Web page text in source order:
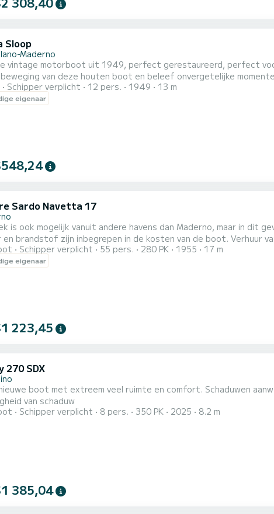
Sloop
Maderno
vintage motorboot uit 1949, perfect gerestaureerd, perfect voor uitstapjes
van deze houten boot en beleef onvergetelijke
Schipper verplicht 12 pers. 1949 13 m
eigenaar
Sardo Navetta 17
is ook mogelijk vanuit andere havens dan Maderno, maar in dit
zijn inbegrepen in de kosten van de boot. Verhuur van een prachtige shuttle, in 2012 volledig gerestaureerd
glorie hersteld, waarmee u heerlijke dagen vol plezier,
Schipper verplicht 55 pers. 280 PK 1955 17 m
eigenaar
223,45
270 SDX
boot met extreem veel ruimte en comfort. Schaduwen
van schaduw
Schipper verplicht 8 pers. 350 PK 2025 8.2 m
385,04